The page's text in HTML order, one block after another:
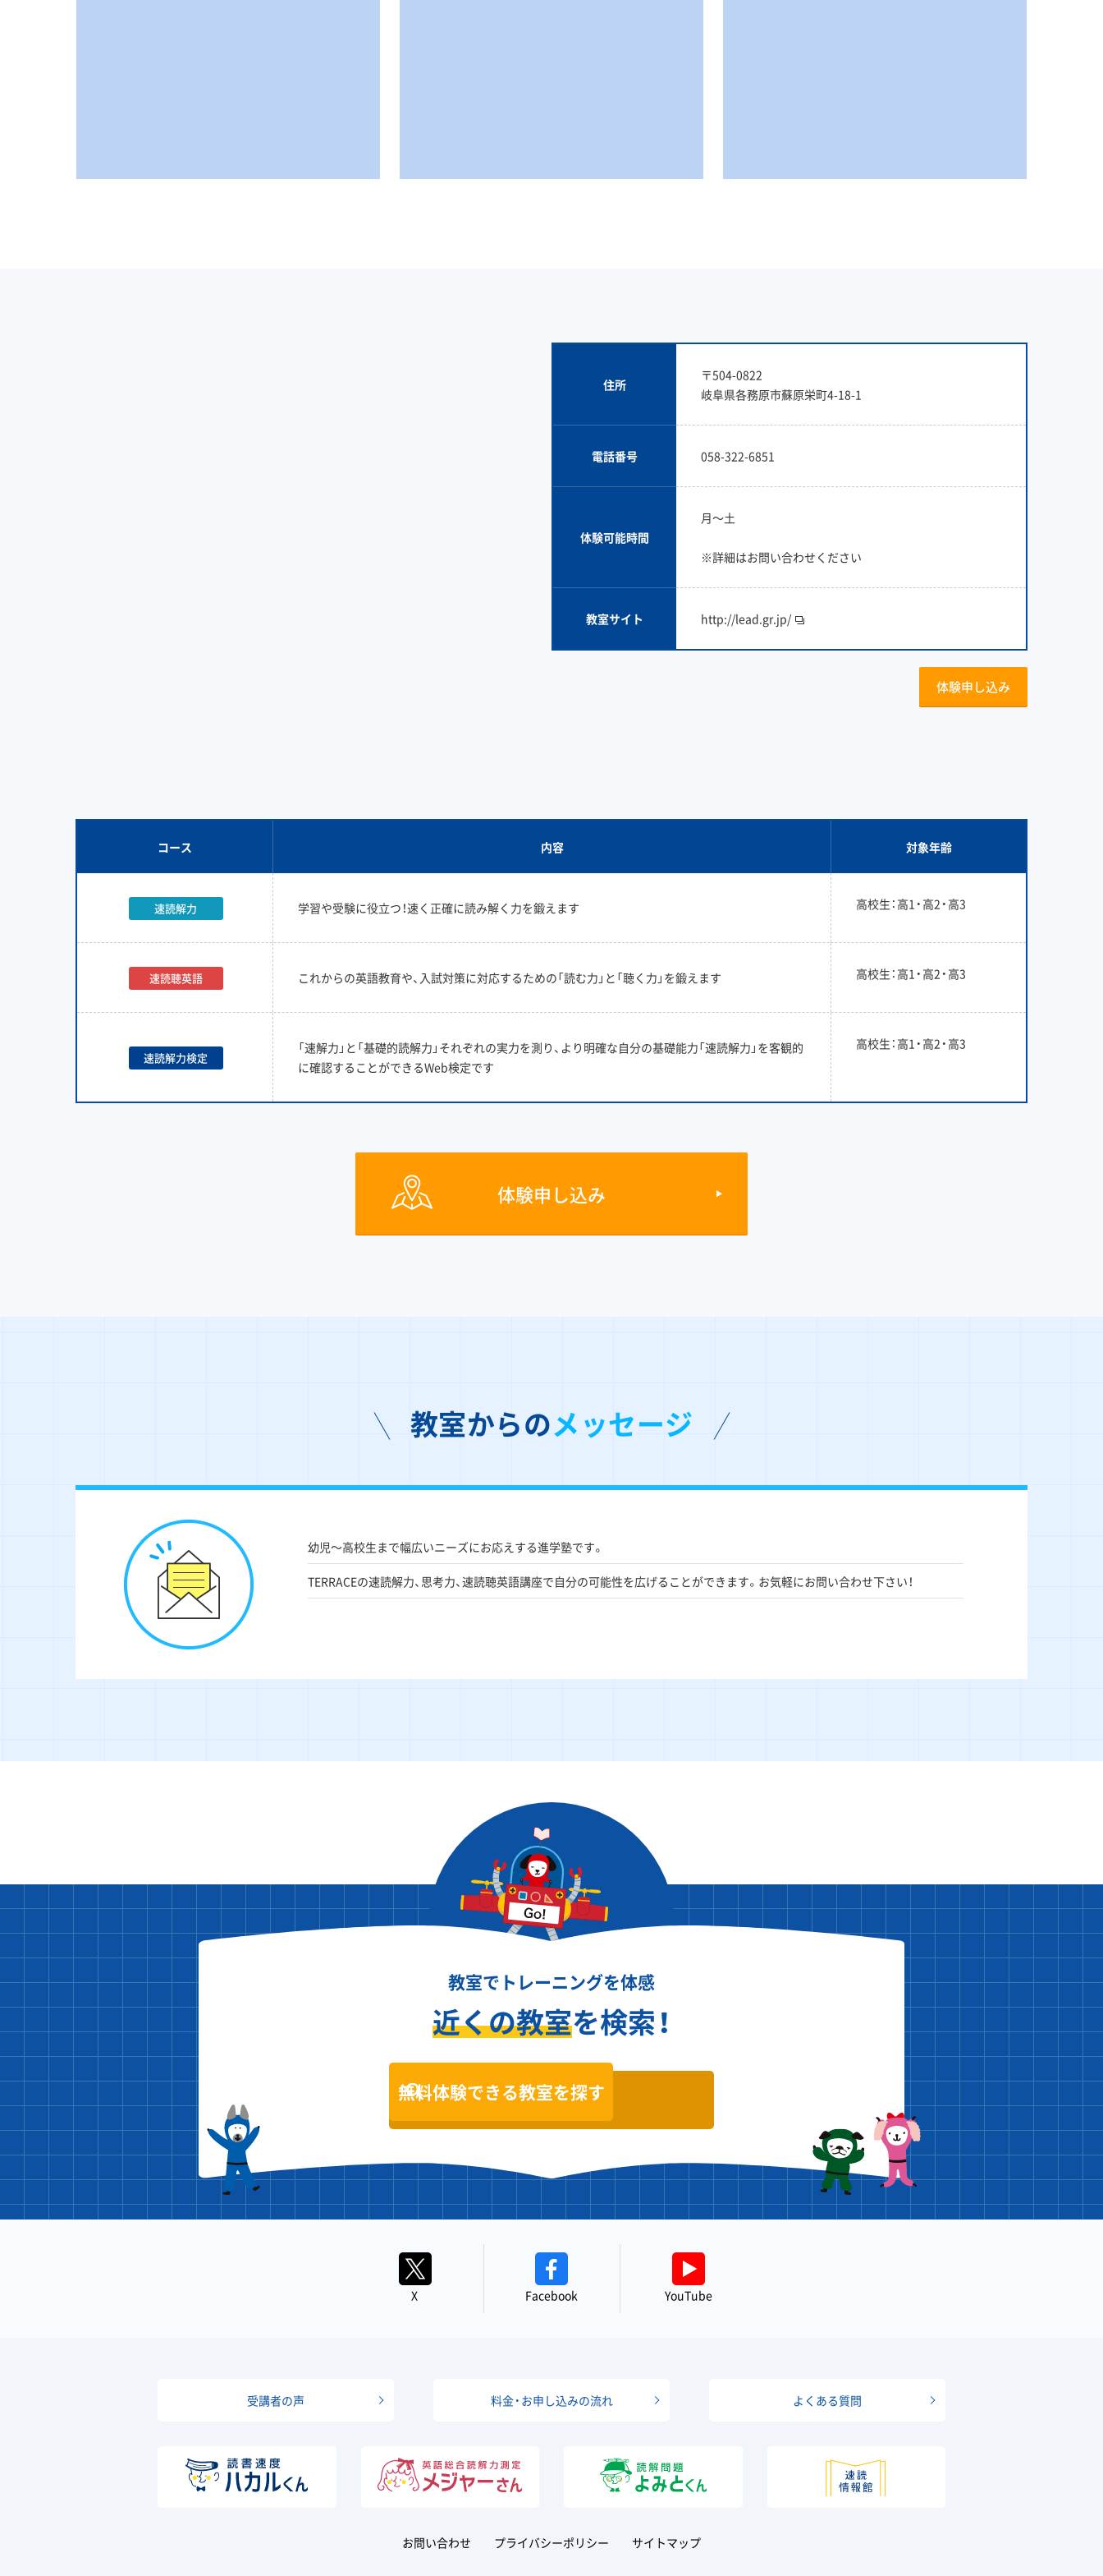
住所
〒504-0822
岐阜県各務原市蘇原栄町4-18-1
電話番号 058-322-6851
体験可能時間
月〜土
※詳細はお問い合わせください
教室サイト http://lead.gr.jp/
体験申し込み
コース 内容 対象年齢
速読解力 学習や受験に役立つ！速く正確に読み解く力を鍛えます 高校生：高1・高2・高3
速読聴英語 これからの英語教育や、入試対策に対応するための「読む力」と「聴く力」を鍛えます 高校生：高1・高2・高3
速読解力検定
「速解力」と「基礎的読解力」それぞれの実力を測り、より明確な自分の基礎能力「速読解力」を客観的
に確認することができるWeb検定です
高校生：高1・高2・高3
体験申し込み
教室からのメッセージ
幼児〜高校生まで幅広いニーズにお応えする進学塾です。
TERRACEの速読解力、思考力、速読聴英語講座で自分の可能性を広げることができます。お気軽にお問い合わせ下さい！
教室でトレーニングを体感
近くの教室を検索！
無料体験できる教室を探す
X Facebook YouTube
受講者の声 料金・お申し込みの流れ よくある質問
お問い合わせ プライバシーポリシー サイトマップ